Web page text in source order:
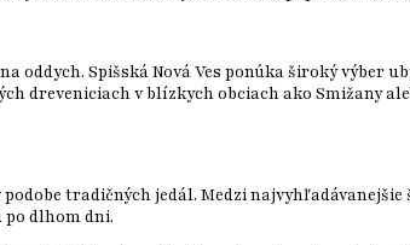
oddych. Spišská Nová Ves ponúka široký výber
dreveniciach v blízkych obciach ako Smižany
tradičných jedál. Medzi
dlhom dni.